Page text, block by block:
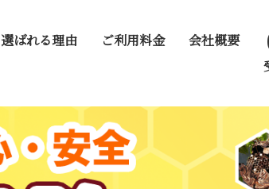
選ばれる理由 ご利用料金 会社概要